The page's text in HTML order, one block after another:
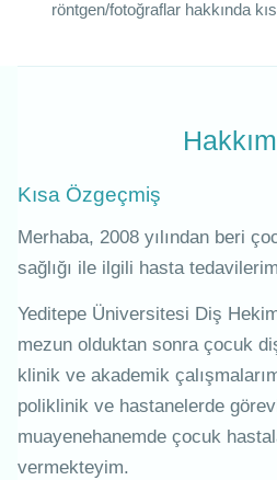
röntgen/fotoğraflar hakkında
Kısa Özgeçmiş
Merhaba, 2008 yılından beri
sağlığı ile ilgili hasta
Yeditepe Üniversitesi Diş
mezun olduktan sonra çocuk
klinik ve akademik
poliklinik ve hastanelerde
muayenehanemde çocuk
vermekteyim.